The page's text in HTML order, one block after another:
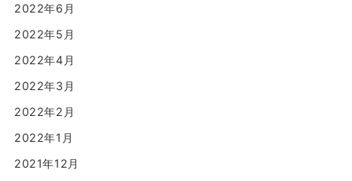
2022年6月
2022年5月
2022年4月
2022年3月
2022年2月
2022年1月
2021年12月